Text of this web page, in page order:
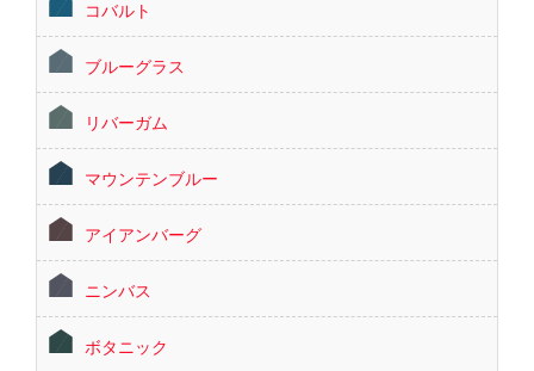
コバルト
ブルーグラス
リバーガム
マウンテンブルー
アイアンバーグ
ニンバス
ボタニック